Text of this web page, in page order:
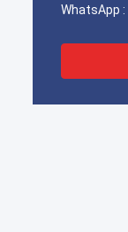
WhatsApp :